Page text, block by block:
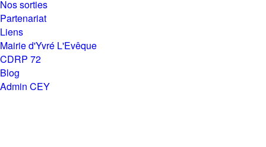
Nos sorties
Partenariat
Liens
Mairie d'Yvré L'Evêque
CDRP 72
Blog
Admin CEY